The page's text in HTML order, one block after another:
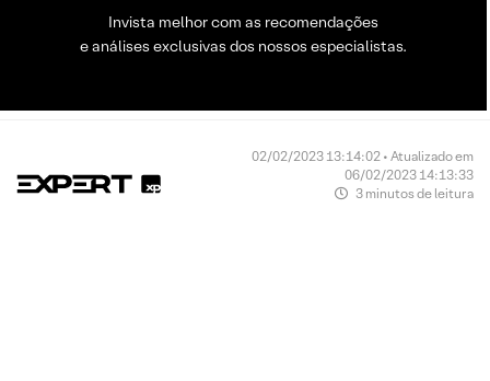
Invista melhor com as recomendações
e análises exclusivas dos nossos especialistas.
02/02/2023 13:14:02 • Atualizado em
06/02/2023 14:13:33
3 minutos de leitura